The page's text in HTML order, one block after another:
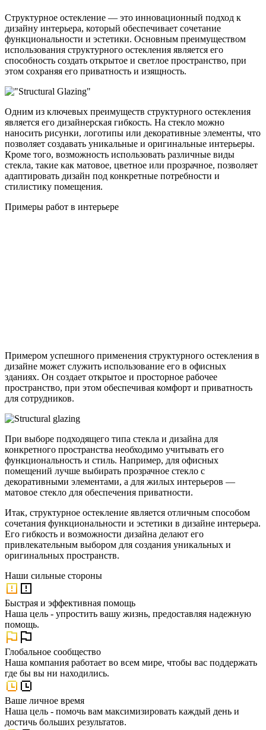
Структурное остекление — это инновационный подход к
дизайну интерьера, который обеспечивает сочетание
функциональности и эстетики. Основным преимуществом
использования структурного остекления является его
способность создать открытое и светлое пространство, при
этом сохраняя его приватность и изящность.
Одним из ключевых преимуществ структурного остекления
является его дизайнерская гибкость. На стекло можно
наносить рисунки, логотипы или декоративные элементы, что
позволяет создавать уникальные и оригинальные интерьеры.
Кроме того, возможность использовать различные виды
стекла, такие как матовое, цветное или прозрачное, позволяет
адаптировать дизайн под конкретные потребности и
стилистику помещения.
Примеры работ в интерьере
Примером успешного применения структурного остекления в
дизайне может служить использование его в офисных
зданиях. Он создает открытое и просторное рабочее
пространство, при этом обеспечивая комфорт и приватность
для сотрудников.
При выборе подходящего типа стекла и дизайна для
конкретного пространства необходимо учитывать его
функциональность и стиль. Например, для офисных
помещений лучше выбирать прозрачное стекло с
декоративными элементами, а для жилых интерьеров —
матовое стекло для обеспечения приватности.
Итак, структурное остекление является отличным способом
сочетания функциональности и эстетики в дизайне интерьера.
Его гибкость и возможности дизайна делают его
привлекательным выбором для создания уникальных и
оригинальных пространств.
Наши сильные стороны
Быстрая и эффективная помощь
Наша цель - упростить вашу жизнь, предоставляя надежную
помощь.
Глобальное сообщество
Наша компания работает во всем мире, чтобы вас поддержать
где бы вы ни находились.
Ваше личное время
Наша цель - помочь вам максимизировать каждый день и
достичь больших результатов.